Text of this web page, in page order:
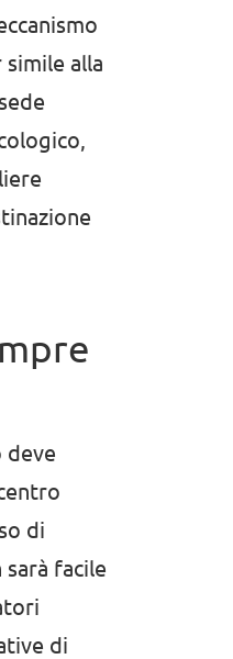
alla
deve
di
facile
di